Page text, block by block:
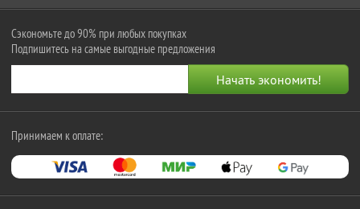
Сэкономьте до 90% при любых покупках
Подпишитесь на самые выгодные предложения
Принимаем к оплате: